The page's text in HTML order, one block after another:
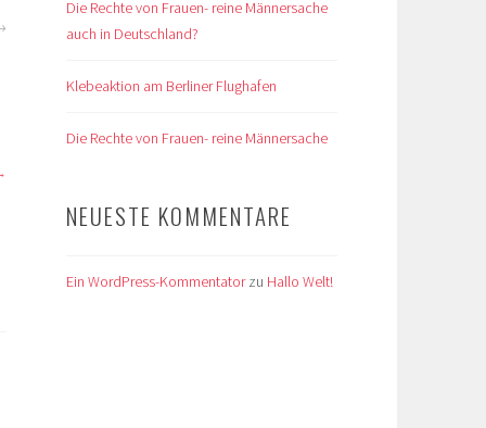
Die Rechte von Frauen- reine Männersache
auch in Deutschland?
Klebeaktion am Berliner Flughafen
Die Rechte von Frauen- reine Männersache
NEUESTE KOMMENTARE
Ein WordPress-Kommentatorzu Hallo Welt!